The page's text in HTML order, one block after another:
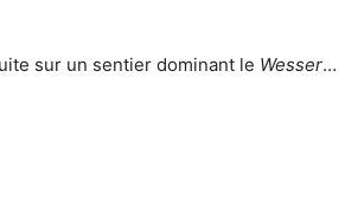
sur un sentier dominant le Wesser…